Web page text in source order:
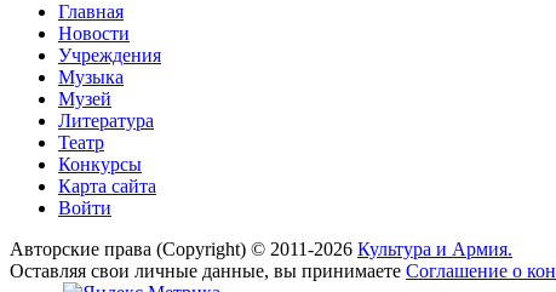
Главная
Новости
Учреждения
Музыка
Музей
Литература
Театр
Конкурсы
Карта сайта
Войти
Авторские права (Copyright) © 2011-2026 Культура и Армия.
Оставляя свои личные данные, вы принимаете Соглашение о